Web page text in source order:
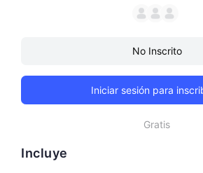
No Inscrito
Iniciar sesión para
Gratis
Incluye